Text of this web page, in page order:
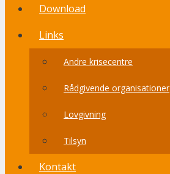
Download
Links
Andre krisecentre
Rådgivende organisationer
Lovgivning
Tilsyn
Kontakt